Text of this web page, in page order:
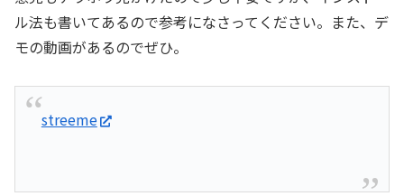
ル法も書いてあるので参考になさってください。また、デ
モの動画があるのでぜひ。
streeme